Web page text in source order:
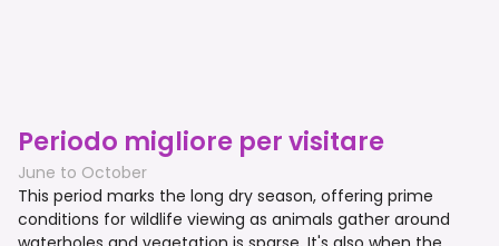
Periodo migliore per visitare
June to October
This period marks the long dry season, offering prime
conditions for wildlife viewing as animals gather around